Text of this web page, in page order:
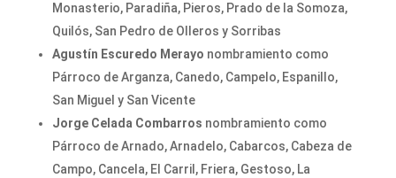
Monasterio, Paradiña, Pieros, Prado de la Somoza,
Quilós, San Pedro de Olleros y Sorribas
Agustín Escuredo Merayo nombramiento como
Párroco de Arganza, Canedo, Campelo, Espanillo,
San Miguel y San Vicente
Jorge Celada Combarros nombramiento como
Párroco de Arnado, Arnadelo, Cabarcos, Cabeza de
Campo, Cancela, El Carril, Friera, Gestoso, La